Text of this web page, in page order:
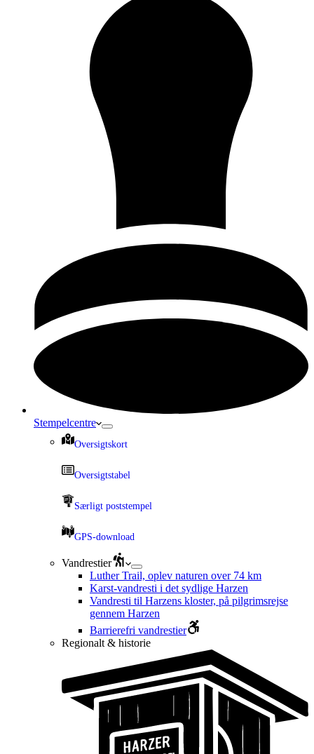
Stempelcentre
Oversigtskort
Oversigtstabel
Særligt poststempel
GPS-download
Vandrestier
Luther Trail, oplev naturen over 74 km
Karst-vandresti i det sydlige Harzen
Vandresti til Harzens kloster, på pilgrimsrejse
gennem Harzen
Barrierefri vandrestier
Regionalt & historie